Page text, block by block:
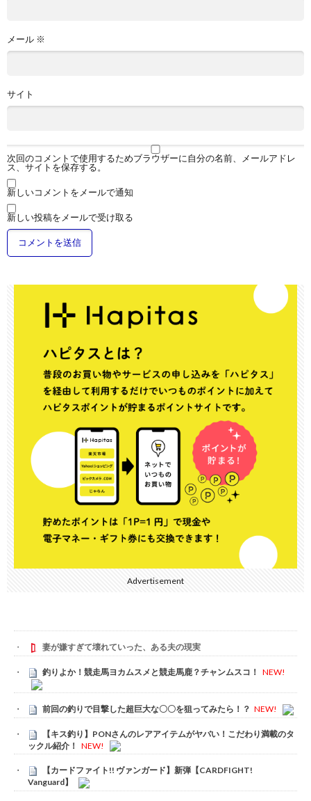
メール ※
サイト
次回のコメントで使用するためブラウザーに自分の名前、メールアドレ
ス、サイトを保存する。
新しいコメントをメールで通知
新しい投稿をメールで受け取る
Advertisement
妻が嫌すぎて壊れていった、ある夫の現実
釣りよか！競走馬ヨカムスメと競走馬鹿？チャンムスコ！ NEW!
前回の釣りで目撃した超巨大な〇〇を狙ってみたら！？ NEW!
【キス釣り】PONさんのレアアイテムがヤバい！こだわり満載のタ
ックル紹介！
NEW!
【カードファイト!! ヴァンガード】新弾【CARDFIGHT!
Vanguard】